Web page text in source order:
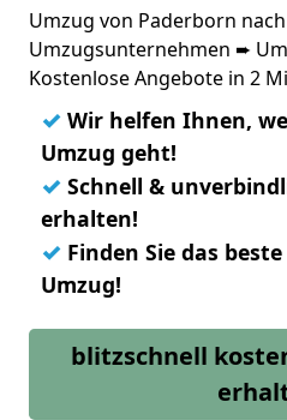
Umzug von Paderborn
Umzugsunternehmen ➨
Kostenlose Angebote in 2
✓ Wir helfen Ihnen,
Umzug geht!
✓ Schnell &
erhalten!
✓ Finden Sie das
Umzug!
blitzschnell